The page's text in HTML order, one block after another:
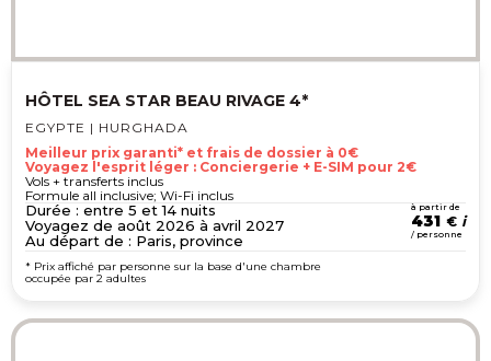
HÔTEL SEA STAR BEAU RIVAGE 4*
EGYPTE | HURGHADA
Meilleur prix garanti* et frais de dossier à 0€
Voyagez l'esprit léger : Conciergerie + E-SIM pour 2€
Vols + transferts inclus
Formule all inclusive; Wi-Fi inclus
Durée : entre 5 et 14 nuits
Voyagez de août 2026 à avril 2027
Au départ de : Paris, province
à partir de
431 €
/ personne
* Prix affiché par personne sur la base d'une chambre
occupée par 2 adultes